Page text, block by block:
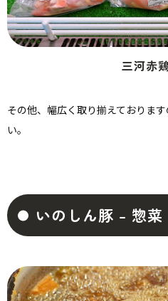
三河赤
その他、幅広く取り揃えておりま
い。
いのしん豚 – 惣菜